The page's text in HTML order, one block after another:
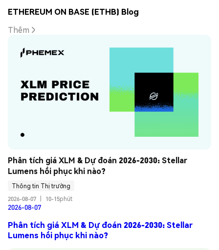
ETHEREUM ON BASE (ETHB) Blog
Thêm
Phân tích giá XLM & Dự đoán 2026-2030: Stellar
Lumens hồi phục khi nào?
Thông tin Thị trường
2026-08-07
10-15phút
2026-08-07
Phân tích giá XLM & Dự đoán 2026-2030: Stellar
Lumens hồi phục khi nào?